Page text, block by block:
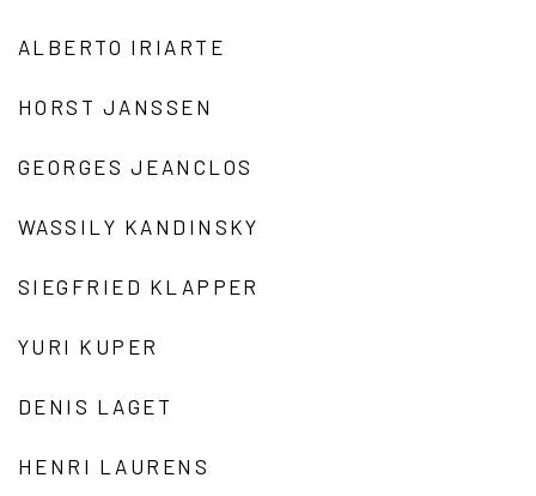
ALBERTO IRIARTE
HORST JANSSEN
GEORGES JEANCLOS
WASSILY KANDINSKY
SIEGFRIED KLAPPER
YURI KUPER
DENIS LAGET
HENRI LAURENS